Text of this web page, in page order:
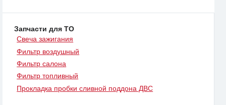
Запчасти для ТО
Свеча зажигания
Фильтр воздушный
Фильтр салона
Фильтр топливный
Прокладка пробки сливной поддона ДВС